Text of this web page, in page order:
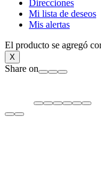
Direcciones
Mi lista de deseos
Mis alertas
El producto se agregó
X
Share on